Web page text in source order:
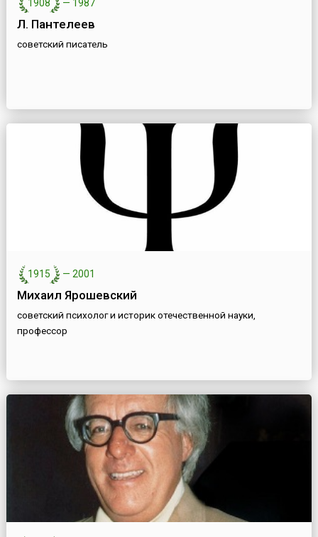
1908 — 1987
Л. Пантелеев
советский писатель
1915 — 2001
Михаил Ярошевский
советский психолог и историк отечественной науки,
профессор